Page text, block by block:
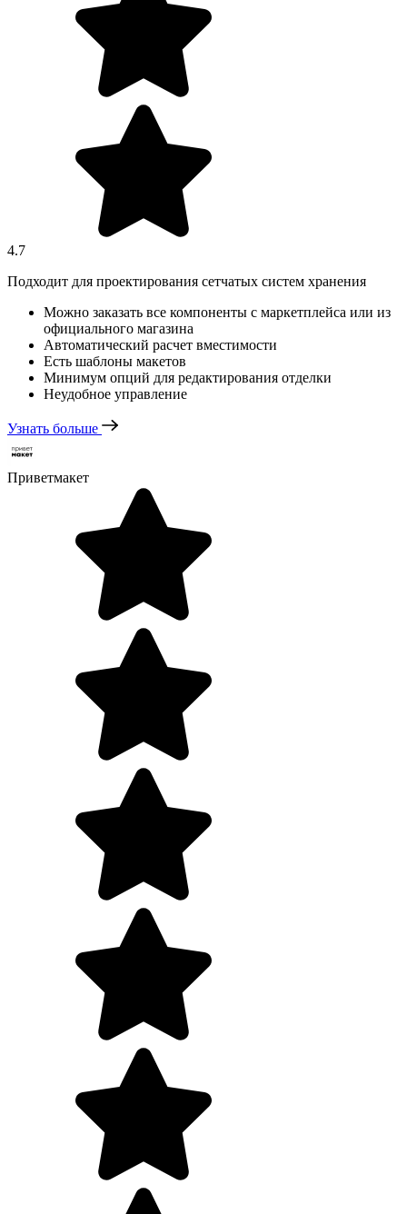
4.7
Подходит для проектирования сетчатых систем хранения
Можно заказать все компоненты с маркетплейса или из
официального магазина
Автоматический расчет вместимости
Есть шаблоны макетов
Минимум опций для редактирования отделки
Неудобное управление
Узнать больше
Приветмакет